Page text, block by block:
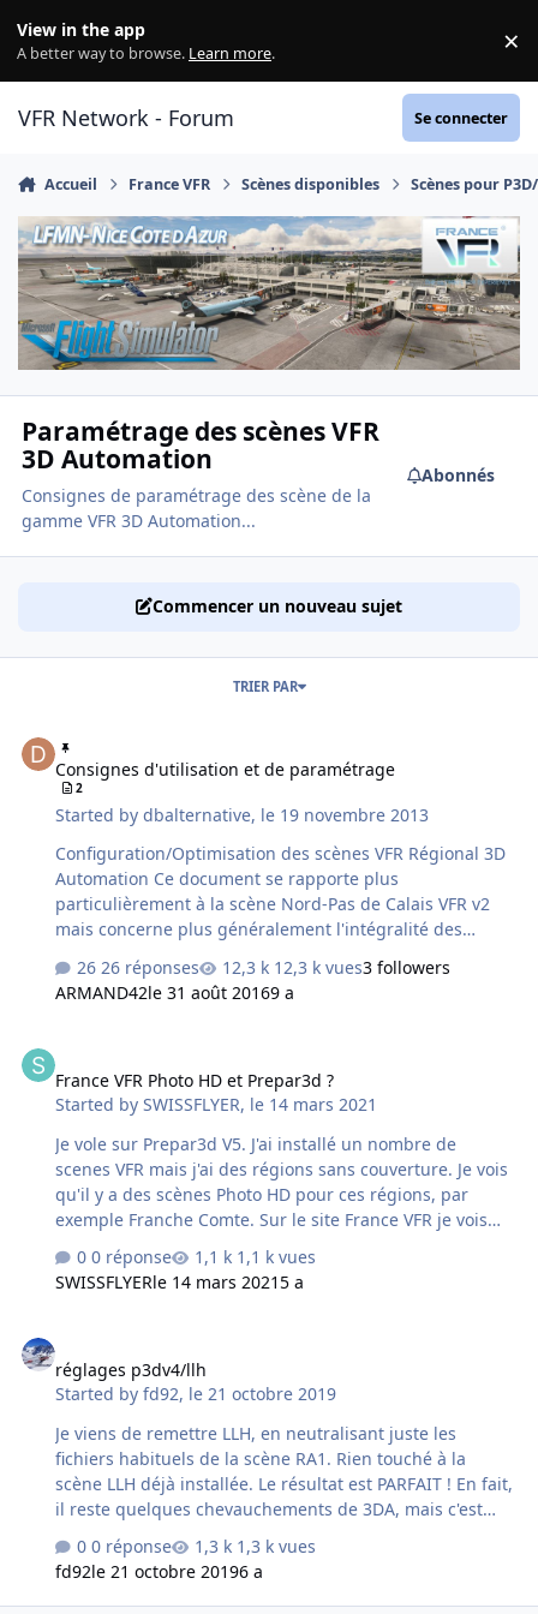
View in the app
A better way to browse. Learn more. ×
VFR Network - Forum Se connecter
Accueil France VFR Scènes disponibles Scènes pour
Paramétrage des scènes VFR
3D Automation
Consignes de paramétrage des scène de la
gamme VFR 3D Automation...
Abonnés
Commencer un nouveau sujet
TRIER PAR
Consignes d'utilisation et de paramétrage
2
Started bydbalternative, le 19 novembre 2013
Configuration/Optimisation des scènes VFR Régional 3D
Automation Ce document se rapporte plus
particulièrement à la scène Nord-Pas de Calais VFR v2
mais concerne plus généralement l'intégralité des
produits de la gamme VFR 3D Automation. Depuis la
disponibilité de notre technologie 3D Automation le
nombre d'objets disponibles dans nos scènes ne cesse
tout à fait inédite dans des scènes FSX pose plus un
problème de mémoire qu'un problème de frame rate, ce
qui peut amener l'utilisateur à un certain nombre
d'ajustements afin d'adapter la scène et donc son
contenu a…
26 réponses 12,3 k vues3 followers
ARMAND42le 31 août 20169 a
France VFR Photo HD et Prepar3d ?
Started bySWISSFLYER, le 14 mars 2021
Je vole sur Prepar3d V5. J'ai installé un nombre de
scenes VFR mais j'ai des régions sans couverture. Je vois
qu'il y a des scènes Photo HD pour ces régions, par
exemple Franche Comte. Sur le site France VFR je vois
que la compatibilité est seulement pour FSX. Est-il donc
impossible d'installer sur P3D ? si possible, y a t-il des
finesses pour le réaliser ? Merci pour tout commentaire
0 réponse
1,1 k vues
SWISSFLYERle 14 mars 20215 a
réglages p3dv4/llh
Started byfd92, le 21 octobre 2019
Je viens de remettre LLH, en neutralisant juste les
fichiers habituels de la scène RA1. Rien touché à la
scène LLH déjà installée. Le résultat est PARFAIT ! En fait,
il reste quelques chevauchements de 3DA, mais c'est
peu visible. Aucune falaise ... boujour, nocive en la
matière, j'ai besoin de petits conseils... quand tu dis qu'il
faut neutraliser les fichiers habituels de la scène RA1, de
quels fichiers s'agit-il ? merci d'avance pour ta réponse
0 réponse
1,3 k vues
fd92le 21 octobre 20196 a